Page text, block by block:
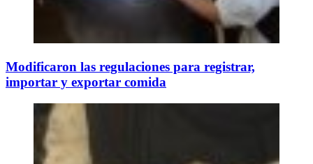
Modificaron las regulaciones para registrar,
importar y exportar comida